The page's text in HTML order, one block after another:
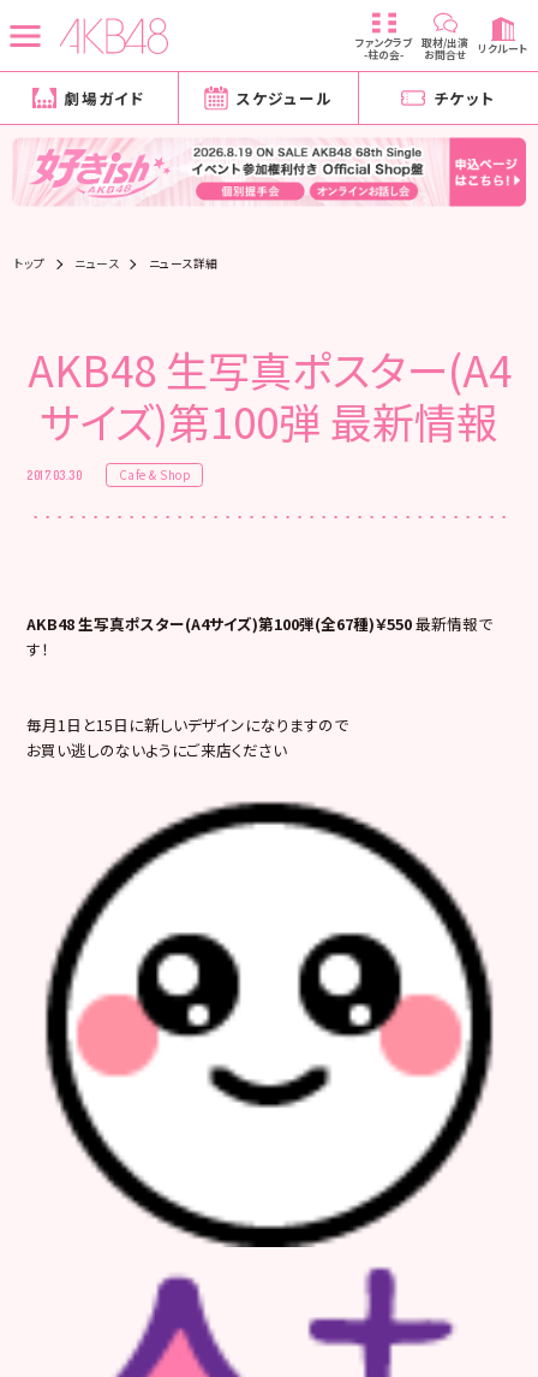
ファンクラブ
-柱の会-
取材/出演
お問合せ リクルート
劇場ガイド スケジュール チケット
トップ ニュース ニュース詳細
AKB48 生写真ポスター(A4
サイズ)第100弾 最新情報
2017.03.30 Cafe & Shop
AKB48 生写真ポスター(A4サイズ)第100弾(全67種)￥550最新情報で
す！
毎月1日と15日に新しいデザインになりますので
お買い逃しのないようにご来店ください